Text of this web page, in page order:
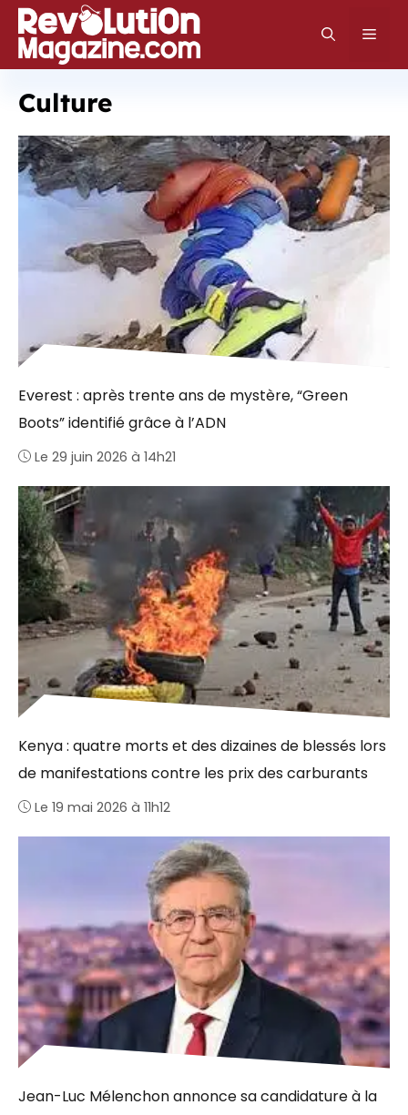
Aller
au
contenu
Culture
Everest : après trente ans de mystère, “Green
Boots” identifié grâce à l’ADN
Le 29 juin 2026 à 14h21
Kenya : quatre morts et des dizaines de blessés lors
de manifestations contre les prix des carburants
Le 19 mai 2026 à 11h12
Jean-Luc Mélenchon annonce sa candidature à la